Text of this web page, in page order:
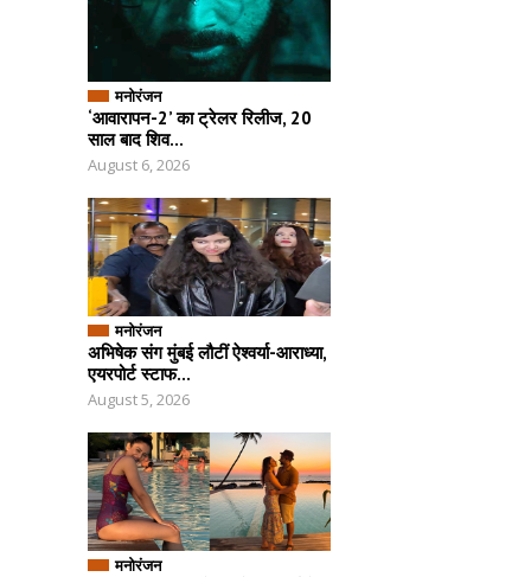
मनोरंजन
‘आवारापन-2’ का ट्रेलर रिलीज, 20
साल बाद शिव...
August 6, 2026
मनोरंजन
अभिषेक संग मुंबई लौटीं ऐश्वर्या-आराध्या,
एयरपोर्ट स्टाफ...
August 5, 2026
मनोरंजन